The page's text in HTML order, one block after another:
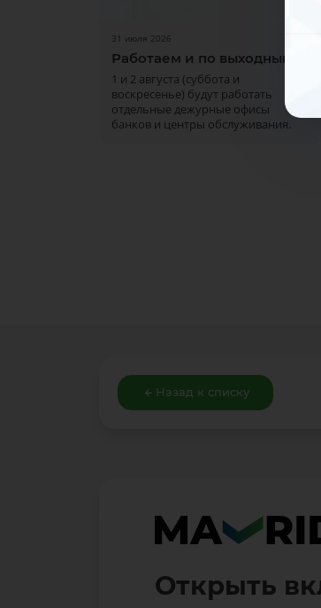
31 июля 2026
Работаем и по выходным!
1 и 2 августа (суббота и
воскресенье) будут работать
отдельные дежурные офисы
банков и центры обслуживания.
Назад к списку
Открыть